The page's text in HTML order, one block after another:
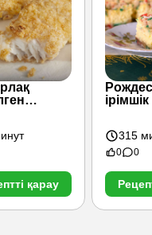
қарау
315
0 0